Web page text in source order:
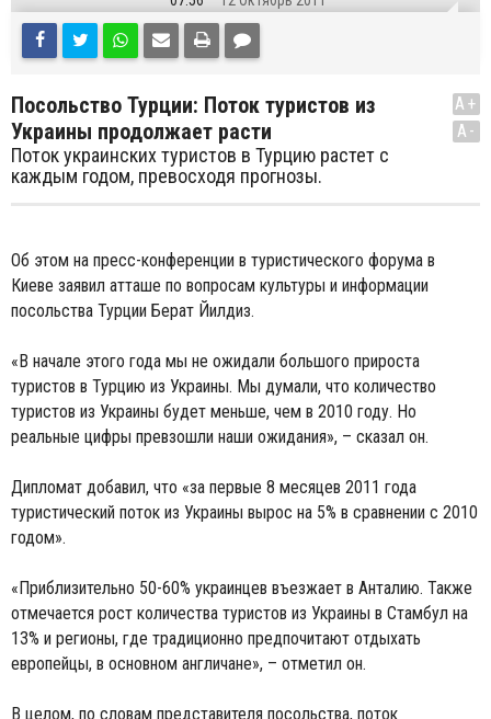
Посольство Турции: Поток туристов из
Украины продолжает расти
Поток украинских туристов в Турцию растет с
каждым годом, превосходя прогнозы.
A+
A-
Об этом на пресс-конференции в туристического форума в
Киеве заявил атташе по вопросам культуры и информации
посольства Турции Берат Йилдиз.
«В начале этого года мы не ожидали большого прироста
туристов в Турцию из Украины. Мы думали, что количество
туристов из Украины будет меньше, чем в 2010 году. Но
реальные цифры превзошли наши ожидания», – сказал он.
Дипломат добавил, что «за первые 8 месяцев 2011 года
туристический поток из Украины вырос на 5% в сравнении с 2010
годом».
«Приблизительно 50-60% украинцев въезжает в Анталию. Также
отмечается рост количества туристов из Украины в Стамбул на
13% и регионы, где традиционно предпочитают отдыхать
европейцы, в основном англичане», – отметил он.
В целом, по словам представителя посольства, поток